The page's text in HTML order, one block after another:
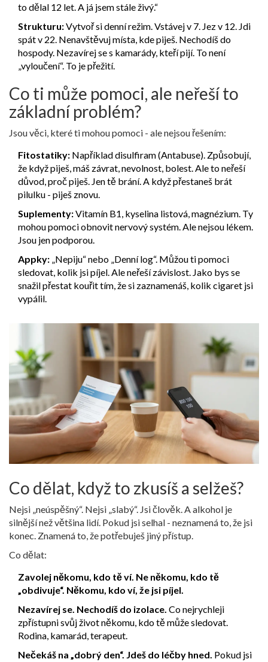
to dělal 12 let. A já jsem stále živý.“
Strukturu:Vytvoř si denní režim. Vstávej v 7. Jez v 12. Jdi
spát v 22. Nenavštěvuj místa, kde piješ. Nechodíš do
hospody. Nezavírej se s kamarády, kteří pijí. To není
„vyloučení“. To je přežití.
Co ti může pomoci, ale neřeší to
základní problém?
Jsou věci, které ti mohou pomoci - ale nejsou řešením:
Fitostatiky: Například disulfiram (Antabuse). Způsobují,
že když piješ, máš závrat, nevolnost, bolest. Ale to neřeší
důvod, proč piješ. Jen tě brání. A když přestaneš brát
pilulku - piješ znovu.
Suplementy:Vitamín B1, kyselina listová, magnézium. Ty
mohou pomoci obnovit nervový systém. Ale nejsou lékem.
Jsou jen podporou.
Appky: „Nepiju“ nebo „Denní log“. Můžou ti pomoci
sledovat, kolik jsi píjel. Ale neřeší závislost. Jako bys se
snažil přestat kouřit tím, že si zaznamenáš, kolik cigaret jsi
vypálil.
Co dělat, když to zkusíš a selžeš?
Nejsi „neúspěšný“. Nejsi „slabý“. Jsi člověk. A alkohol je
silnější než většina lidí. Pokud jsi selhal - neznamená to, že jsi
konec. Znamená to, že potřebuješ jiný přístup.
Co dělat:
Zavolej někomu, kdo tě ví. Ne někomu, kdo tě
„obdivuje“. Někomu, kdo ví, že jsi píjel.
Nezavírej se. Nechodíš do izolace. Co nejrychleji
zpřístupni svůj život někomu, kdo tě může sledovat.
Rodina, kamarád, terapeut.
Nečekáš na „dobrý den“. Jdeš do léčby hned. Pokud jsi